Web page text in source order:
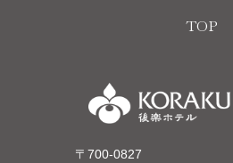
TOP
〒700-0827